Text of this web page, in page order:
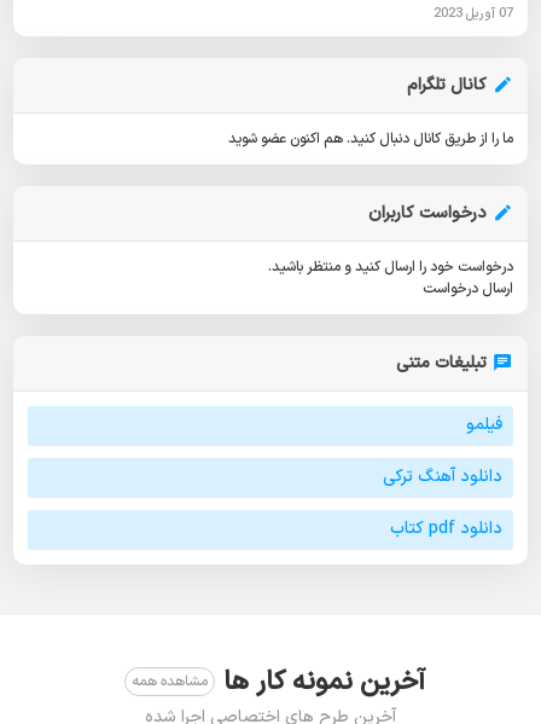
07 آوریل 2023
کانال تلگرام
ما را از طریق کانال دنبال کنید. هم اکنون عضو شوید
درخواست کاربران
درخواست خود را ارسال کنید و منتظر باشید.
ارسال درخواست
تبلیغات متنی
فیلمو
دانلود آهنگ ترکی
دانلود pdf کتاب
آخرین نمونه کار ها مشاهده همه
آخرین طرح های اختصاصی اجرا شده